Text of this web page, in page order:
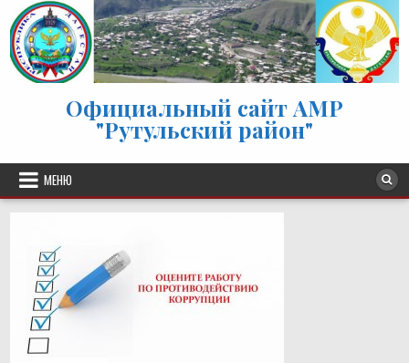
Перейти к содержимому
Официальный сайт АМР
"Рутульский район"
МЕНЮ